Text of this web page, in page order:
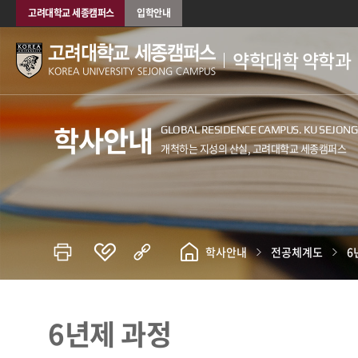
고려대학교 세종캠퍼스 입학안내
약학대학 약학과
학사안내
학사안내 전공체계도 6
6년제 과정